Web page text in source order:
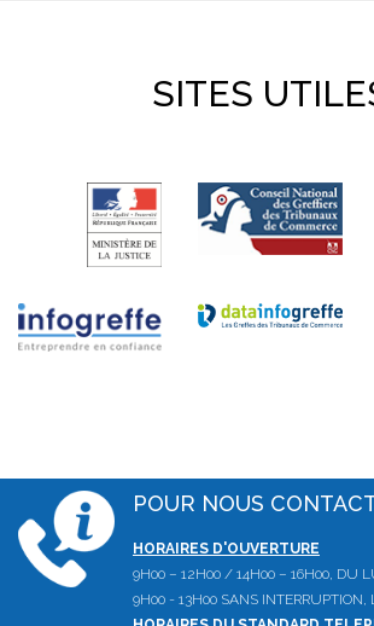
SITES
POUR NOUS
HORAIRES D'OUVERTURE
9H00 – 12H00 / 14H00 – 16H00, DU
9H00 - 13H00 SANS INTERRUPTION,